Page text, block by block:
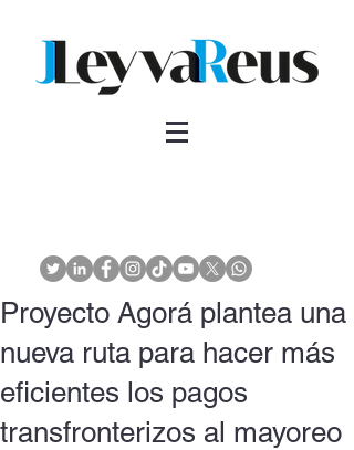
Proyecto Agorá plantea una
nueva ruta para hacer más
eficientes los pagos
transfronterizos al mayoreo